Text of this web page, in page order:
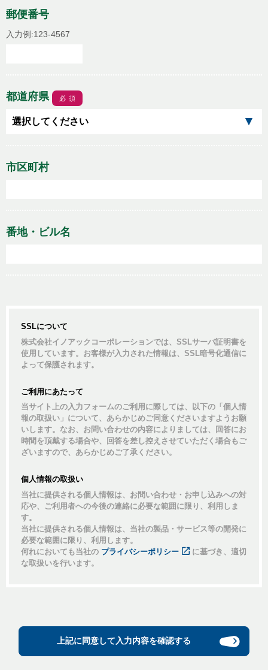
郵便番号
入力例:123-4567
都道府県 必須
市区町村
番地・ビル名
SSLについて
株式会社イノアックコーポレーションでは、SSLサーバ証明書を
使用しています。お客様が入力された情報は、SSL暗号化通信に
よって保護されます。
ご利用にあたって
当サイト上の入力フォームのご利用に際しては、以下の「個人情
報の取扱い」について、あらかじめご同意くださいますようお願
いします。なお、お問い合わせの内容によりましては、回答にお
時間を頂戴する場合や、回答を差し控えさせていただく場合もご
ざいますので、あらかじめご了承ください。
個人情報の取扱い
当社に提供される個人情報は、お問い合わせ・お申し込みへの対
応や、ご利用者への今後の連絡に必要な範囲に限り、利用しま
す。
当社に提供される個人情報は、当社の製品・サービス等の開発に
必要な範囲に限り、利用します。
何れにおいても当社の プライバシーポリシー
に基づき、適切
な取扱いを行います。